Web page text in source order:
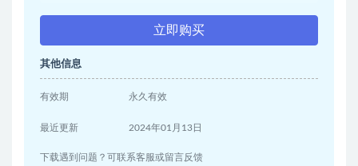
立即购买
其他信息
有效期 永久有效
最近更新 2024年01月13日
下载遇到问题？可联系客服或留言反馈